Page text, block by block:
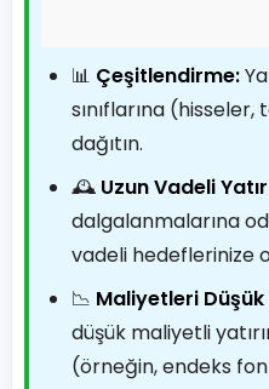
📊 Çeşitlendirme:
sınıflarına
dağıtın.
🕰️ Uzun Vadeli
dalgalanmalarına
vadeli hedeflerinize
📉 Maliyetleri Düşük
düşük maliyetli
(örneğin, endeks